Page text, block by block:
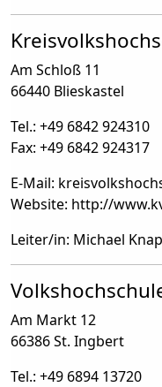
Am Schloß 11
66440 Blieskastel
Tel.: +49 6842 924310
Fax: +49 6842 924317
E-Mail:
Website: http://
Leiter/in: Michael
Am Markt 12
66386 St. Ingbert
Tel.: +49 6894 13720